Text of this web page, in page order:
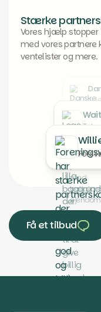
Stærke
Vores hjælp stopper
med vores partnere
ventelister og mere.
Få et tilbud
Få et tilbud